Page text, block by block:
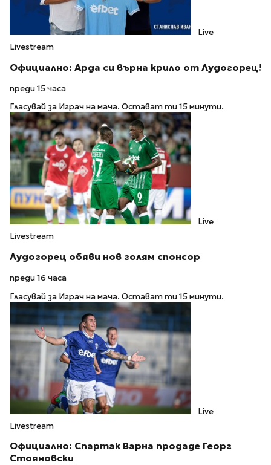
Live
Livestream
Официално: Арда си върна крило от Лудогорец!
преди 15 часа
Гласувай за Играч на мача. Остават ти 15 минути.
Live
Livestream
Лудогорец обяви нов голям спонсор
преди 16 часа
Гласувай за Играч на мача. Остават ти 15 минути.
Live
Livestream
Официално: Спартак Варна продаде Георг
Стояновски